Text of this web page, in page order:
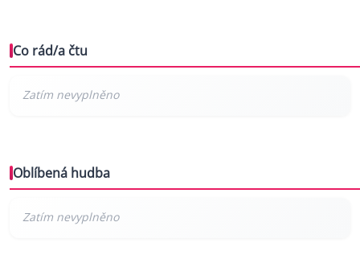
Co rád/a čtu
Oblíbená hudba